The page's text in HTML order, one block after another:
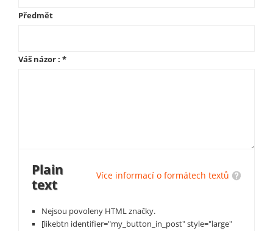
Předmět
Váš názor : *
Více informací o formátech textů
Plain
text
Nejsou povoleny HTML značky.
[likebtn identifier="my_button_in_post" style="large"